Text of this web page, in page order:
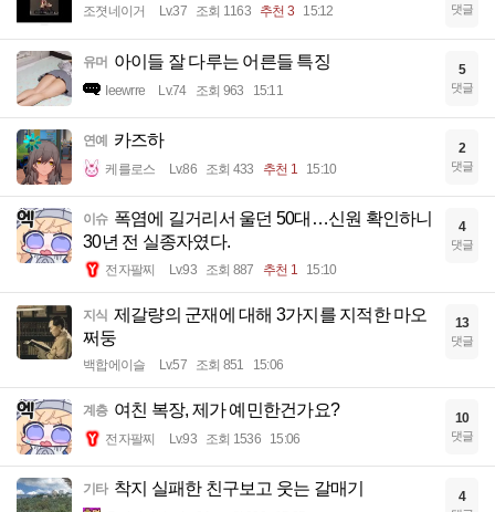
조졋네이거 Lv.37 조회 1163 추천 3 15:12 댓글
유머 아이들 잘 다루는 어른들 특징
Ieewrre Lv.74 조회 963 15:11
5
댓글
연예 카즈하
케를로스 Lv.86 조회 433 추천 1 15:10
2
댓글
이슈 폭염에 길거리서 울던 50대…신원 확인하니
30년 전 실종자였다.
전자팔찌 Lv.93 조회 887 추천 1 15:10
4
댓글
지식 제갈량의 군재에 대해 3가지를 지적한 마오
쩌둥
백합에이슬 Lv.57 조회 851 15:06
13
댓글
계층 여친 복장, 제가 예민한건가요?
전자팔찌 Lv.93 조회 1536 15:06
10
댓글
기타 착지 실패한 친구보고 웃는 갈매기 4